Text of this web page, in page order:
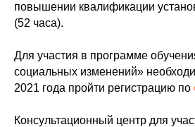
повышении квалификации
(52 часа).
Для участия в программе
социальных изменений»
2021 года пройти регистрацию по
Консультационный центр для